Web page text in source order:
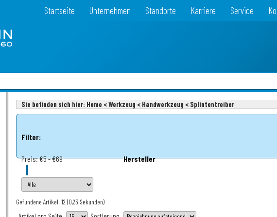
Startseite Unternehmen Standorte Karriere Service
Sie befinden sich hier: Home < Werkzeug < Handwerkzeug < Splintentreiber
Filter:
Preis:€5 - €69 Hersteller
Gefundene Artikel: 12(0,23 Sekunden)